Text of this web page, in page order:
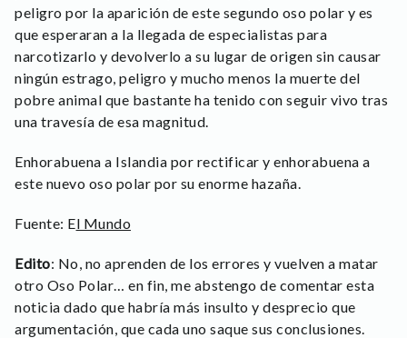
peligro por la aparición de este segundo oso polar y es
que esperaran a la llegada de especialistas para
narcotizarlo y devolverlo a su lugar de origen sin causar
ningún estrago, peligro y mucho menos la muerte del
pobre animal que bastante ha tenido con seguir vivo tras
una travesía de esa magnitud.
Enhorabuena a Islandia por rectificar y enhorabuena a
este nuevo oso polar por su enorme hazaña.
Fuente: El Mundo
Edito: No, no aprenden de los errores y vuelven a matar
otro Oso Polar… en fin, me abstengo de comentar esta
noticia dado que habría más insulto y desprecio que
argumentación, que cada uno saque sus conclusiones.